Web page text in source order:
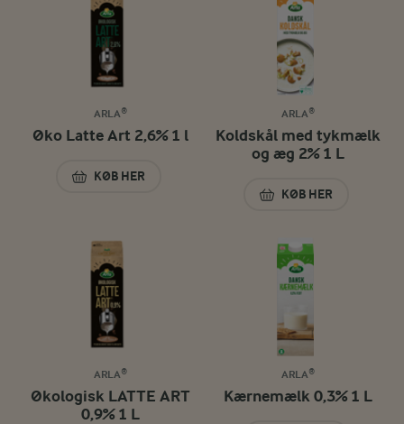
ARLA®
Øko Latte Art 2,6% 1 l
KØB HER
ØKO LATTE ART 2,6% 1 L
ARLA®
Koldskål med tykmælk
og æg 2% 1 L
KØB HER
KOLDSKÅL MED
ARLA®
Økologisk LATTE ART
0,9% 1 L
ARLA®
Kærnemælk 0,3% 1 L